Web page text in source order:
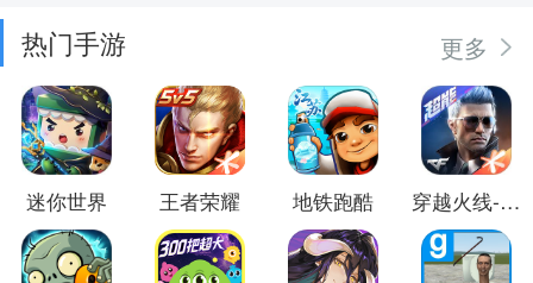
热门手游 更多
迷你世界 王者荣耀 地铁跑酷 穿越火线-枪战王者